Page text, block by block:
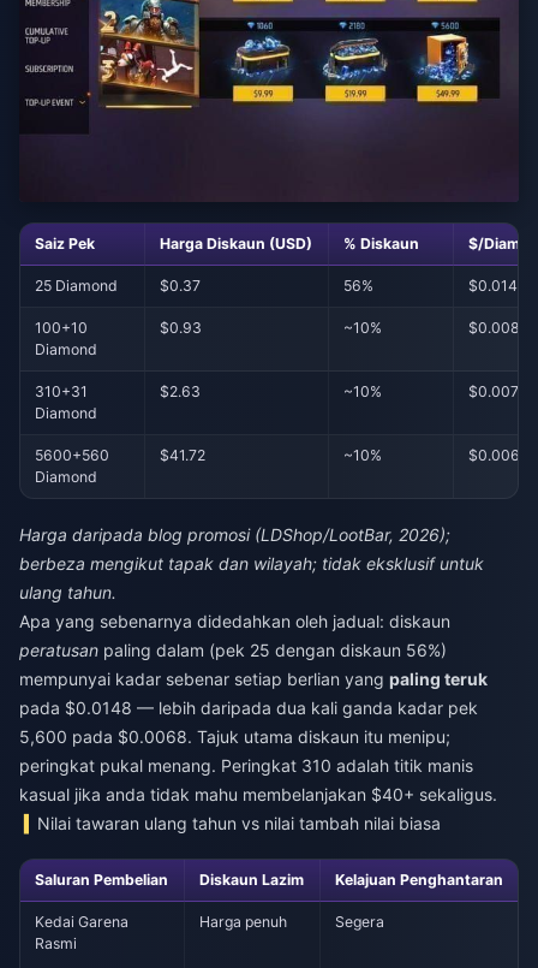
Saiz Pek Harga Diskaun (USD) % Diskaun $/
25 Diamond $0.37 56% $0.0148
100+10
Diamond
$0.93 ~10% $0.0085
310+31
Diamond
$2.63 ~10% $0.0077
5600+560
Diamond
$41.72 ~10% $0.0068
Harga daripada blog promosi (LDShop/LootBar, 2026);
berbeza mengikut tapak dan wilayah; tidak eksklusif untuk
ulang tahun.
Apa yang sebenarnya didedahkan oleh jadual: diskaun
peratusan paling dalam (pek 25 dengan diskaun 56%)
mempunyai kadar sebenar setiap berlian yang paling teruk
pada $0.0148 — lebih daripada dua kali ganda kadar pek
5,600 pada $0.0068. Tajuk utama diskaun itu menipu;
peringkat pukal menang. Peringkat 310 adalah titik manis
kasual jika anda tidak mahu membelanjakan $40+ sekaligus.
Nilai tawaran ulang tahun vs nilai tambah nilai biasa
Saluran Pembelian Diskaun Lazim Kelajuan Penghantaran
Kedai Garena
Rasmi
Harga penuh Segera